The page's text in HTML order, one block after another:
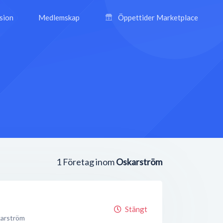
Medlemskap Öppettider Marketplace
1 Företag inomOskarström
Stängt